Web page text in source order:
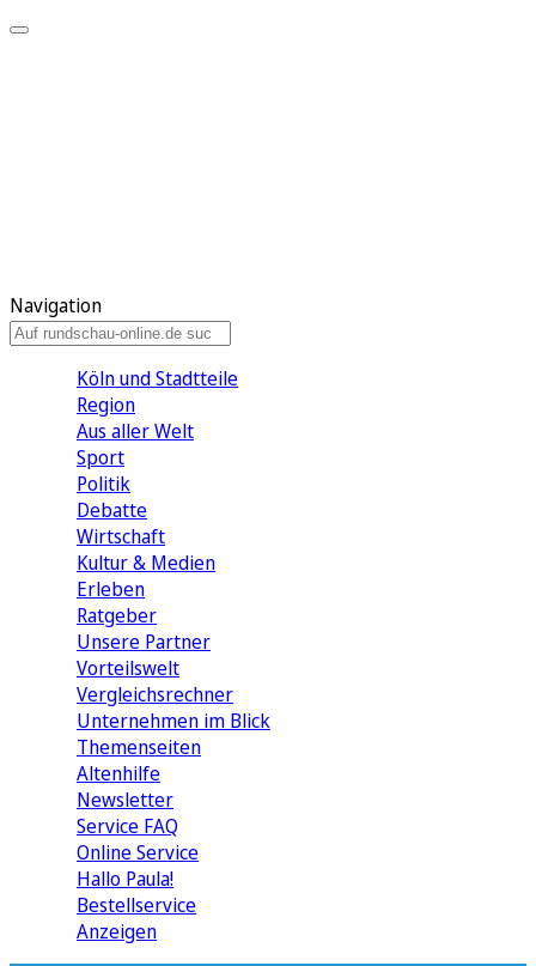
Navigation
Köln und Stadtteile
Region
Aus aller Welt
Sport
Politik
Debatte
Wirtschaft
Kultur & Medien
Erleben
Ratgeber
Unsere Partner
Vorteilswelt
Vergleichsrechner
Unternehmen im Blick
Themenseiten
Altenhilfe
Newsletter
Service FAQ
Online Service
Hallo Paula!
Bestellservice
Anzeigen